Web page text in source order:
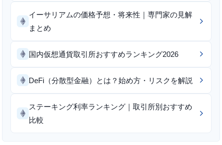
イーサリアムの価格予想・将来性｜専門家の見解
まとめ
国内仮想通貨取引所おすすめランキング2026
DeFi（分散型金融）とは？始め方・リスクを解説
ステーキング利率ランキング｜取引所別おすすめ
比較